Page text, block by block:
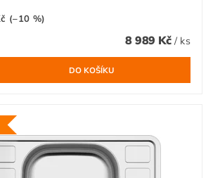
(–10 %)
8 989 Kč / ks